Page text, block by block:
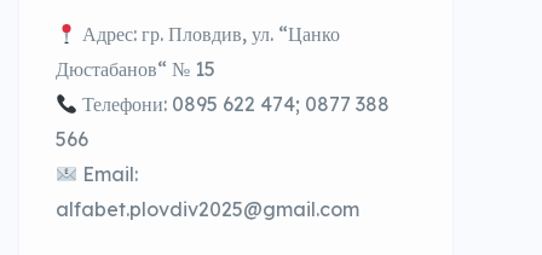
Адрес: гр. Пловдив, ул. “Цанко
Дюстабанов“ № 15
Телефони: 0895 622 474; 0877 388
566
Email:
alfabet.plovdiv2025@gmail.com